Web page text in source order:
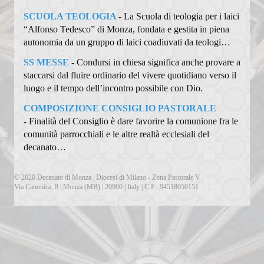
Percorsi per fidanzati
Calendario Cresime Adulti
Comunità Pastorali
Associazioni
Assemblea Sinodale Decanale
Verbali
Documenti
SCUOLA TEOLOGIA - La Scuola di teologia per i laici
“Alfonso Tedesco” di Monza, fondata e gestita in piena
autonomia da un gruppo di laici coadiuvati da teologi…
SS MESSE - Condursi in chiesa significa anche provare a
staccarsi dal fluire ordinario del vivere quotidiano verso il
luogo e il tempo dell’incontro possibile con Dio.
COMPOSIZIONE CONSIGLIO PASTORALE
- Finalità del Consiglio è dare favorire la comunione fra le
comunità parrocchiali e le altre realtà ecclesiali del
decanato…
© 2020 Decanato di Monza | Diocesi di Milano - Zona Pastorale V
Via Canonica, 8 | Monza (MB) | 20900 | Italy | C.F.: 94518050151